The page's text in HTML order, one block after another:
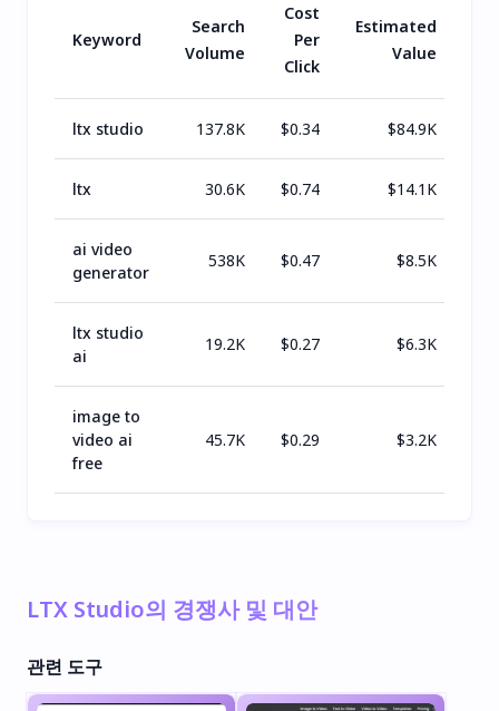
Keyword
Search
Volume
Cost
Per
Click
Estimated
Value
ltx studio 137.8K $0.34 $84.9K
ltx 30.6K $0.74 $14.1K
ai video
generator
538K $0.47 $8.5K
ltx studio
ai
19.2K $0.27 $6.3K
image to
video ai
free
45.7K $0.29 $3.2K
LTX Studio의 경쟁사 및 대안
관련 도구